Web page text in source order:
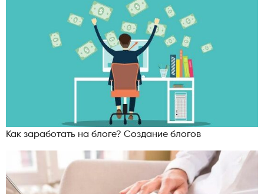
Как заработать на блоге? Создание блогов